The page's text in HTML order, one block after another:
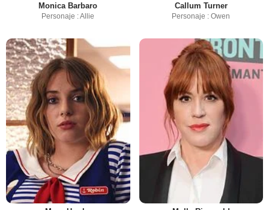
Monica Barbaro
Personaje : Allie
Callum Turner
Personaje : Owen